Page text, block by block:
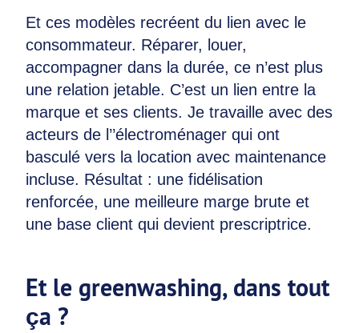
Et ces modèles recréent du lien avec le
consommateur. Réparer, louer,
accompagner dans la durée, ce n’est plus
une relation jetable. C’est un lien entre la
marque et ses clients. Je travaille avec des
acteurs de l’’électroménager qui ont
basculé vers la location avec maintenance
incluse. Résultat : une fidélisation
renforcée, une meilleure marge brute et
une base client qui devient prescriptrice.
Et le greenwashing, dans tout
ça ?